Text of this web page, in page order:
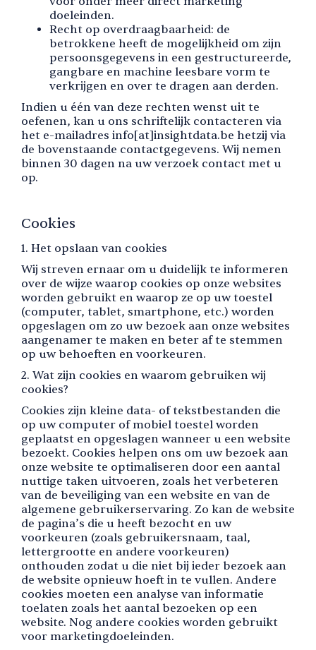
doeleinden.
Recht op overdraagbaarheid: de
betrokkene heeft de mogelijkheid om zijn
persoonsgegevens in een gestructureerde,
gangbare en machine leesbare vorm te
verkrijgen en over te dragen aan derden.
Indien u één van deze rechten wenst uit te
oefenen, kan u ons schriftelijk contacteren via
het e-mailadres info[at]insightdata.be hetzij via
de bovenstaande contactgegevens. Wij nemen
binnen 30 dagen na uw verzoek contact met u
op.
Cookies
1. Het opslaan van cookies
Wij streven ernaar om u duidelijk te informeren
over de wijze waarop cookies op onze websites
worden gebruikt en waarop ze op uw toestel
(computer, tablet, smartphone, etc.) worden
opgeslagen om zo uw bezoek aan onze websites
aangenamer te maken en beter af te stemmen
op uw behoeften en voorkeuren.
2. Wat zijn cookies en waarom gebruiken wij
cookies?
Cookies zijn kleine data- of tekstbestanden die
op uw computer of mobiel toestel worden
geplaatst en opgeslagen wanneer u een website
bezoekt. Cookies helpen ons om uw bezoek aan
onze website te optimaliseren door een aantal
nuttige taken uitvoeren, zoals het verbeteren
van de beveiliging van een website en van de
algemene gebruikerservaring. Zo kan de website
de pagina’s die u heeft bezocht en uw
voorkeuren (zoals gebruikersnaam, taal,
lettergrootte en andere voorkeuren)
onthouden zodat u die niet bij ieder bezoek aan
de website opnieuw hoeft in te vullen. Andere
cookies moeten een analyse van informatie
toelaten zoals het aantal bezoeken op een
website. Nog andere cookies worden gebruikt
voor marketingdoeleinden.